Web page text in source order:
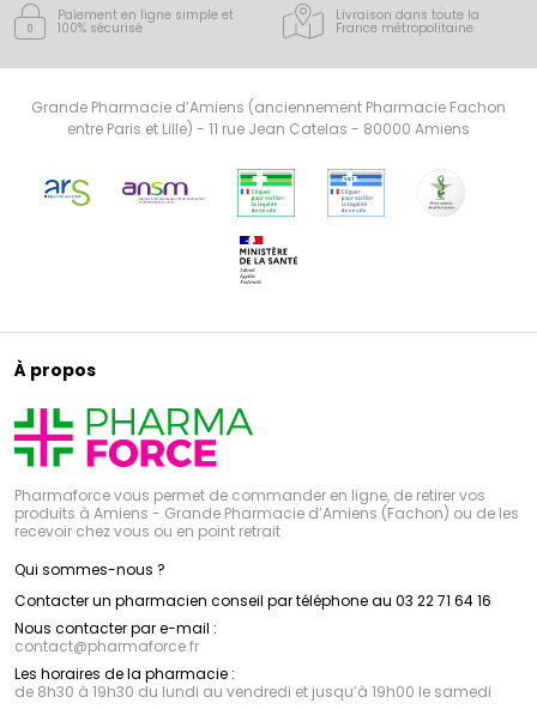
Paiement en ligne simple et
100% sécurisé
Livraison dans toute la
France métropolitaine
Grande Pharmacie d’Amiens (anciennement Pharmacie Fachon
entre Paris et Lille) - 11 rue Jean Catelas - 80000 Amiens
À propos
Pharmaforce vous permet de commander en ligne, de retirer vos
produits à Amiens - Grande Pharmacie d’Amiens (Fachon) ou de les
recevoir chez vous ou en point retrait
Qui sommes-nous ?
Contacter un pharmacien conseil par téléphone au 03 22 71 64 16
Nous contacter par e-mail :
contact@pharmaforce.fr
Les horaires de la pharmacie :
de 8h30 à 19h30 du lundi au vendredi et jusqu’à 19h00 le samedi